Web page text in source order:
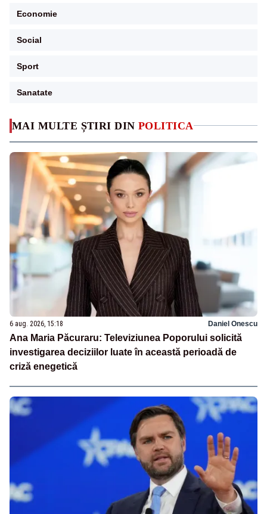
MAI MULTE ȘTIRI DIN POLITICA
6 aug. 2026, 15:18 Daniel Onescu
Ana Maria Păcuraru: Televiziunea Poporului solicită
investigarea deciziilor luate în această perioadă de
criză enegetică
Economie
Social
Sport
Sanatate